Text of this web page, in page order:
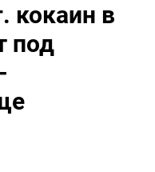
кокаин в
под